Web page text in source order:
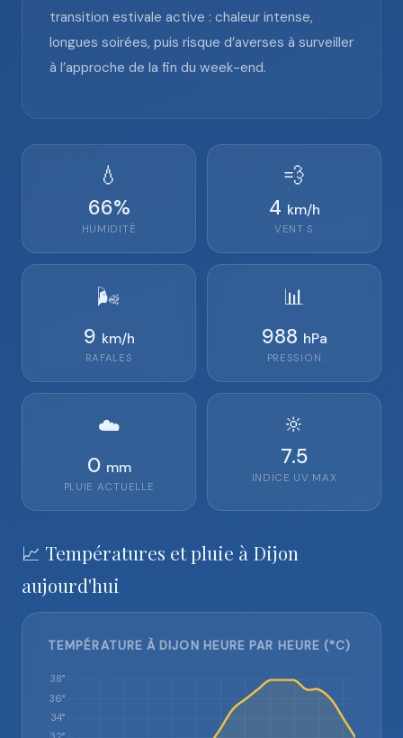
transition estivale active : chaleur intense,
longues soirées, puis risque d’averses à surveiller
à l’approche de la fin du week-end.
💧
66%
HUMIDITÉ
💨
4 km/h
VENT S
🌬️
9 km/h
RAFALES
📊
988 hPa
PRESSION
☁️
0 mm
PLUIE ACTUELLE
🔆
7.5
INDICE UV MAX
📈 Températures et pluie à Dijon
aujourd'hui
TEMPÉRATURE À DIJON HEURE PAR HEURE (°C)